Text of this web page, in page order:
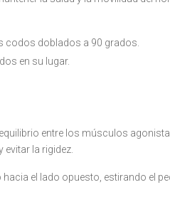
codos doblados a 90 grados.
en su lugar.
entre los músculos
la rigidez.
el lado opuesto, estirando el